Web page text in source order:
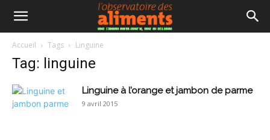
Accueil Tags Linguine
Tag: linguine
Linguine à l’orange et jambon de parme
9 avril 2015